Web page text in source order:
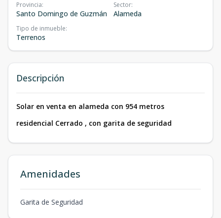
Provincia:
Santo Domingo de Guzmán
Sector:
Alameda
Tipo de inmueble:
Terrenos
Descripción
Solar en venta en alameda con 954 metros
residencial Cerrado , con garita de seguridad
Amenidades
Garita de Seguridad